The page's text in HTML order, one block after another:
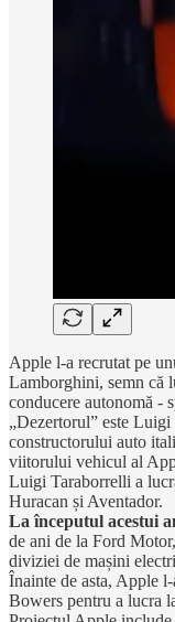
Apple l-a recrutat pe
Lamborghini, semn că
conducere autonomă -
„Dezertorul” este
constructorului auto
viitorului vehicul al
Luigi Taraborrelli a
Huracan și Aventador.
La începutul acestui
de ani de la Ford
diviziei de mașini
Înainte de asta, Apple
Bowers pentru a lucra